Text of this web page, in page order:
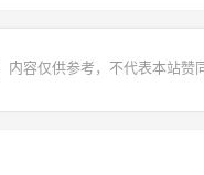
内容仅供参考，不代表本站